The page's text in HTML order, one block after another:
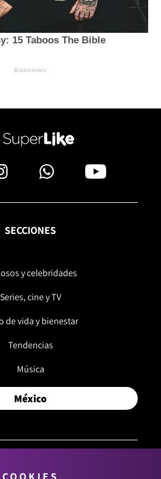
SECCIONES
y celebridades
Series, cine y TV
de vida y bienestar
Tendencias
Música
México